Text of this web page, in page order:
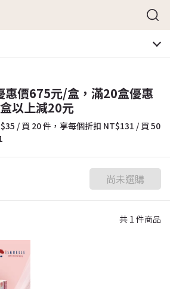
惠價675元/盒，滿20盒優惠
以上減20元
/ 買 20 件， 享每個折扣 NT$131 / 買 50
尚未選購
共 1 件商品